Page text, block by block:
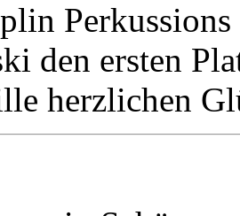
den ersten
herzlichen